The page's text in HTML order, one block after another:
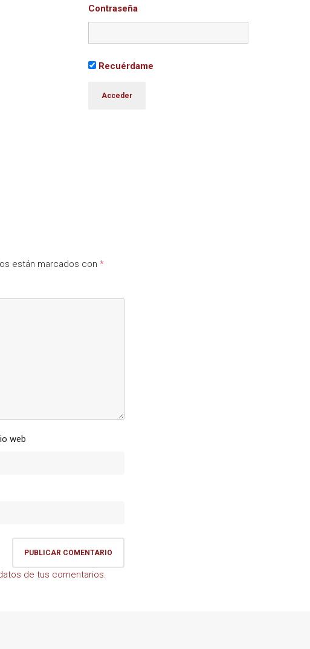
Contraseña
Recuérdame
están marcados con *
web
de tus comentarios.